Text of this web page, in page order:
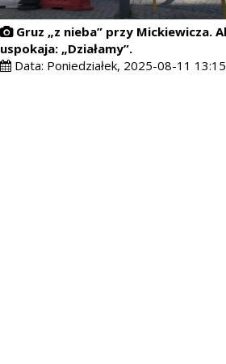
Gruz „z nieba” przy Mickiewicza.
uspokaja: „Działamy”.
Data: Poniedziałek, 2025-08-11